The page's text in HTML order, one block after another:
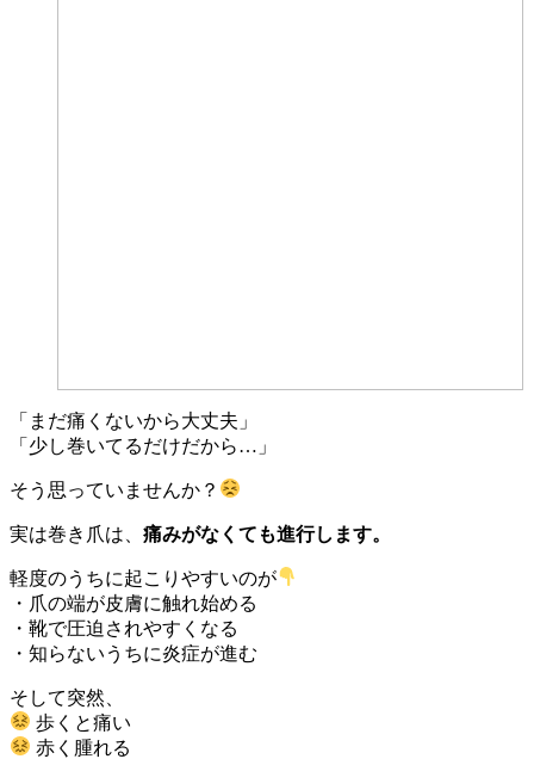
「まだ痛くないから大丈夫」
「少し巻いてるだけだから…」
そう思っていませんか？
実は巻き爪は、 痛みがなくても進行します。
軽度のうちに起こりやすいのが
・爪の端が皮膚に触れ始める
・靴で圧迫されやすくなる
・知らないうちに炎症が進む
そして突然、
歩くと痛い
赤く腫れる